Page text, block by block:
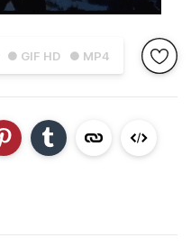
● GIF HD ● MP4